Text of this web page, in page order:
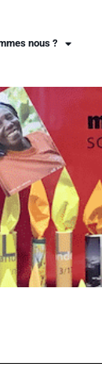
nous ?